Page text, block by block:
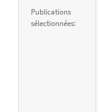
Publications
sélectionnées: